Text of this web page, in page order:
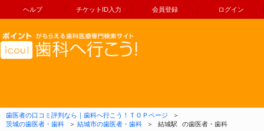
ヘルプ チケットID入力 会員登録 ログイン
コンテンツへ移動
歯医者の口コミ評判なら｜歯科へ行こう！ＴＯＰページ
＞
茨城の歯医者・歯科
＞ 結城市の歯医者・歯科 ＞ 結城駅 の歯医者・歯科